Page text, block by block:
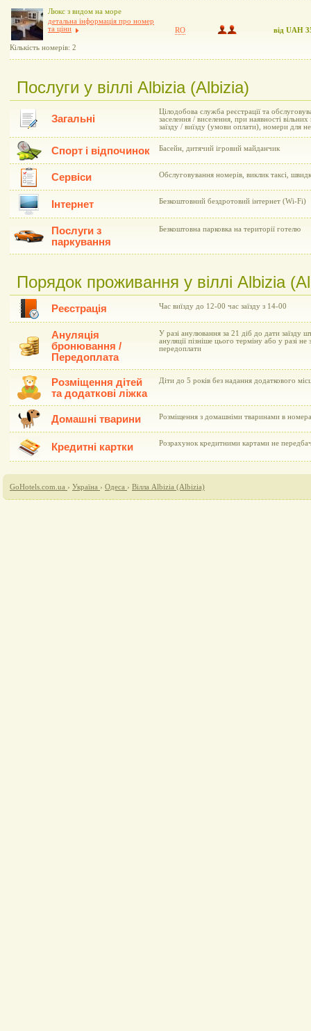
Люкс з видом на море
детальна інформація про номер
та ціни
Кількість номерів: 2
RO від UAH
Послуги у віллі Albizia (Albizia)
Загальні
Цілодобова служба реєстрації та
заселення / виселення, при наявності
заїзду / виїзду (умови оплати), номери для
Спорт і відпочинок Басейн, дитячий ігровий майданчик
Сервіси Обслуговування номерів, виклик таксі,
Інтернет Безкоштовний бездротовий інтернет (Wi-Fi)
Послуги з
паркування
Безкоштовна парковка на території готелю
Порядок проживання у віллі Albizia
Реєстрація Час виїзду до 12-00 час заїзду з 14-00
Ануляція
бронювання /
Передоплата
У разі анулювання за 21 діб до дати заїзду
ануляції пізніше цього терміну або у разі не
передоплати
Розміщення дітей
та додаткові ліжка
Діти до 5 років без надання додаткового
Домашні тварини Розміщення з домашніми тваринами в
Кредитні картки Розрахунок кредитними картами не
GoHotels.com.ua › Україна › Одеса › Вілла Albizia (Albizia)